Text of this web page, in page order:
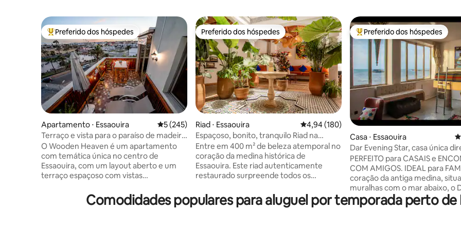
Entre os melhores preferidos dos hóspedes
Preferido dos hóspedes
Apartamento ⋅ Essaouira 5 de uma avaliação média de 5, 245 avaliações
5 (245)
Terraço e vista para o paraíso de madeira
no centro de Essaouira
O Wooden Heaven é um apartamento
com temática única no centro de
Essaouira, com um layout aberto e um
terraço espaçoso com vistas
cidade. Com ênfase na madeira, o
interior exala calor e charme,
Preferido dos hóspedes
Preferido dos hóspedes
Riad ⋅ Essaouira 4,94 de uma avaliação média de 5, 180
4,94 (180)
Espaçoso, bonito, tranquilo Riad na
medina
Entre em 400 m² de beleza atemporal no
coração da medina histórica de
Essaouira. Este riad autenticamente
restaurado surpreende todos os
generosas. Com 5 quartos com banheiro
privativo em 3 andares, além de um
Entre os melhores preferidos
Preferido dos hóspedes
Casa ⋅ Essaouira
Dar Evening Star, casa única
no mar!
PERFEITO para CASAIS e
COM AMIGOS. IDEAL para
coração da antiga medina,
muralhas com o mar abaixo, o
Evening Star oferece 2 suítes
com vista para o mar, um
Comodidades populares para aluguel por temporada perto de